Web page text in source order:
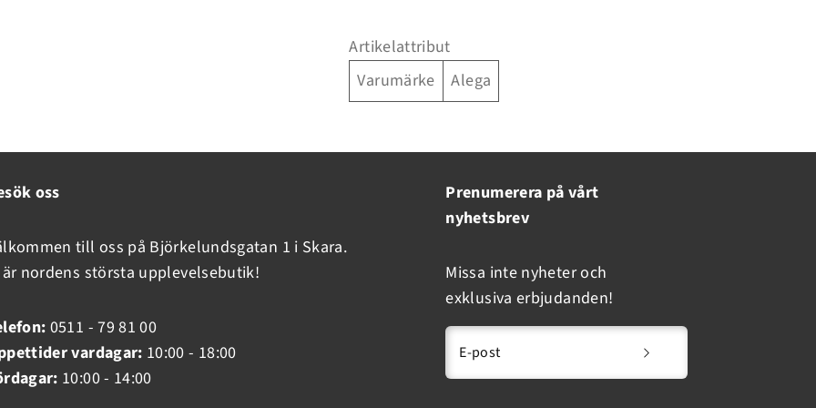
Artikelattribut
Varumärke
Alega
oss
till oss på Björkelundsgatan 1 i Skara.
är nordens största upplevelsebutik!
0511 - 79 81 00
vardagar: 10:00 - 18:00
10:00 - 14:00
Prenumerera på vårt
nyhetsbrev
Missa inte nyheter och
exklusiva erbjudanden!
E-post
krävs
in på ditt konto för att lägga till produkter i din
Inloggning